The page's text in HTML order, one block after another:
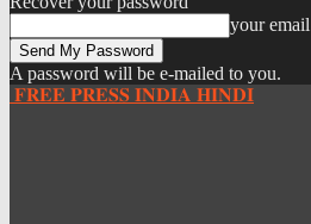
your email
A password will be e-mailed to you.
𝐅𝐑𝐄𝐄 𝐏𝐑𝐄𝐒𝐒 𝐈𝐍𝐃𝐈𝐀 𝐇𝐈𝐍𝐃𝐈